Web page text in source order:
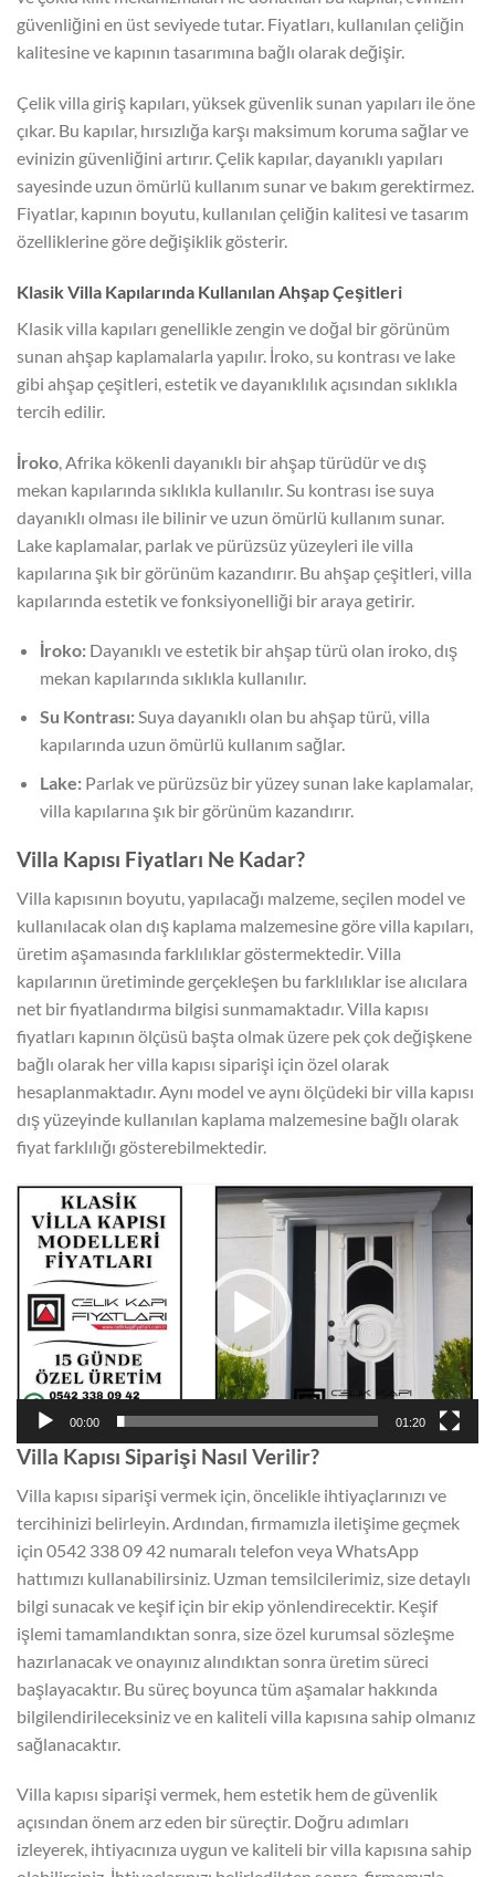
güvenliğini en üst seviyede tutar. Fiyatları, kullanılan çeliğin
kalitesine ve kapının tasarımına bağlı olarak değişir.
Çelik villa giriş kapıları, yüksek güvenlik sunan yapıları ile öne
çıkar. Bu kapılar, hırsızlığa karşı maksimum koruma sağlar ve
evinizin güvenliğini artırır. Çelik kapılar, dayanıklı yapıları
sayesinde uzun ömürlü kullanım sunar ve bakım gerektirmez.
Fiyatlar, kapının boyutu, kullanılan çeliğin kalitesi ve tasarım
özelliklerine göre değişiklik gösterir.
Klasik Villa Kapılarında Kullanılan Ahşap Çeşitleri
Klasik villa kapıları genellikle zengin ve doğal bir görünüm
sunan ahşap kaplamalarla yapılır. İroko, su kontrası ve lake
gibi ahşap çeşitleri, estetik ve dayanıklılık açısından sıklıkla
tercih edilir.
İroko , Afrika kökenli dayanıklı bir ahşap türüdür ve dış
mekan kapılarında sıklıkla kullanılır. Su kontrası ise suya
dayanıklı olması ile bilinir ve uzun ömürlü kullanım sunar.
Lake kaplamalar, parlak ve pürüzsüz yüzeyleri ile villa
kapılarına şık bir görünüm kazandırır. Bu ahşap çeşitleri, villa
kapılarında estetik ve fonksiyonelliği bir araya getirir.
İroko:Dayanıklı ve estetik bir ahşap türü olan iroko, dış
mekan kapılarında sıklıkla kullanılır.
Su Kontrası:Suya dayanıklı olan bu ahşap türü, villa
kapılarında uzun ömürlü kullanım sağlar.
Lake:Parlak ve pürüzsüz bir yüzey sunan lake kaplamalar,
villa kapılarına şık bir görünüm kazandırır.
Villa Kapısı Fiyatları Ne Kadar?
Villa kapısının boyutu, yapılacağı malzeme, seçilen model ve
kullanılacak olan dış kaplama malzemesine göre villa kapıları,
üretim aşamasında farklılıklar göstermektedir. Villa
kapılarının üretiminde gerçekleşen bu farklılıklar ise alıcılara
net bir fiyatlandırma bilgisi sunmamaktadır. Villa kapısı
fiyatları kapının ölçüsü başta olmak üzere pek çok değişkene
bağlı olarak her villa kapısı siparişi için özel olarak
hesaplanmaktadır. Aynı model ve aynı ölçüdeki bir villa kapısı
dış yüzeyinde kullanılan kaplama malzemesine bağlı olarak
fiyat farklılığı gösterebilmektedir.
Video
oynatıcı
00:00 01:20
Villa Kapısı Siparişi Nasıl Verilir?
Villa kapısı siparişi vermek için, öncelikle ihtiyaçlarınızı ve
tercihinizi belirleyin. Ardından, firmamızla iletişime geçmek
için 0542 338 09 42 numaralı telefon veya WhatsApp
hattımızı kullanabilirsiniz. Uzman temsilcilerimiz, size detaylı
bilgi sunacak ve keşif için bir ekip yönlendirecektir. Keşif
işlemi tamamlandıktan sonra, size özel kurumsal sözleşme
hazırlanacak ve onayınız alındıktan sonra üretim süreci
başlayacaktır. Bu süreç boyunca tüm aşamalar hakkında
bilgilendirileceksiniz ve en kaliteli villa kapısına sahip olmanız
sağlanacaktır.
Villa kapısı siparişi vermek, hem estetik hem de güvenlik
açısından önem arz eden bir süreçtir. Doğru adımları
izleyerek, ihtiyacınıza uygun ve kaliteli bir villa kapısına sahip